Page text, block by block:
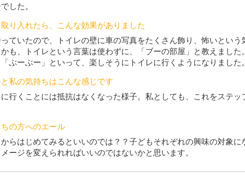
した。
り入れたら、こんな効果がありました
ていたので、トイレの壁に車の写真をたくさん飾り、怖いという
も、トイレという言葉は使わずに、「ブーの部屋」と教えまし
ぶーぶー」といって、楽しそうにトイレに行くようになりました。
私の気持ちはこんな感じです
行くことには抵抗はなくなった様子。私としても、これをステ
の方へのエール
らはじめてみるといいのでは？？子どもそれぞれの興味の対象
ージを変えられればいいのではないかと思います。